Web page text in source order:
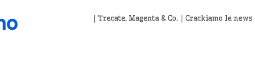
| Trecate, Magenta & Co. | Crackiamo le